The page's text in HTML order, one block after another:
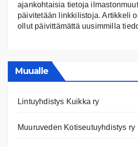
ajankohtaisia tietoja
päivitetään linkkilistoja. Artikkeli
ollut päivittämättä uusimmilla
Muualle
Lintuyhdistys Kuikka ry
Muuruveden Kotiseutuyhdistys ry